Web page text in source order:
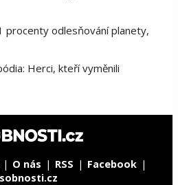
procenty odlesňování planety,
Herci, kteří vyměnili
O nás RSS
Facebook